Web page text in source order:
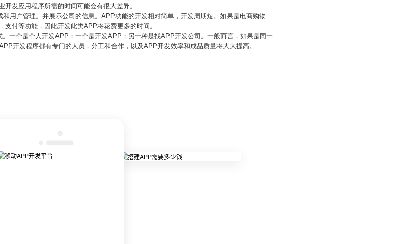
发应用程序所需的时间可能会有很大差异。
用户管理。并展示公司的信息。APP功能的开发相对简单，开发周期短。如果是电商购物
付等功能，因此开发此类APP将花费更多的时间。
一个是个人开发APP；一个是开发APP；另一种是找APP开发公司。一般而言，如果是同一
开发程序都有专门的人员，分工和合作，以及APP开发效率和成品质量将大大提高。